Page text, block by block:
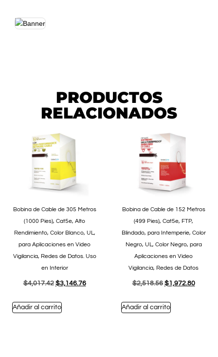
PRODUCTOS
RELACIONADOS
Bobina de Cable de 305 Metros
(1000 Pies), Cat5e, Alto
Rendimiento, Color Blanco, UL,
para Aplicaciones en Video
Vigilancia, Redes de Datos. Uso
en Interior
$4,017.42 $3,146.76
Añadir al carrito
Bobina de Cable de 152 Metros
(499 Pies), Cat5e, FTP,
Blindado, para Intemperie, Color
Negro, UL, Color Negro, para
Aplicaciones en Video
Vigilancia, Redes de Datos
$2,518.56 $1,972.80
Añadir al carrito